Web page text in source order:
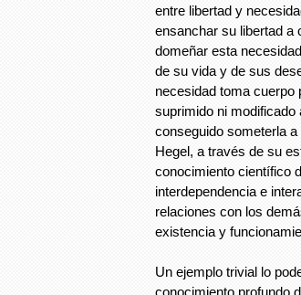
entre libertad y
ensanchar su libertad a
domeñar esta
de su vida y de sus
necesidad toma cuerpo
suprimido ni
conseguido someterla
Hegel, a través de su
conocimiento científico
interdependencia e
relaciones con los
existencia y
Un ejemplo trivial lo
conocimiento profundo